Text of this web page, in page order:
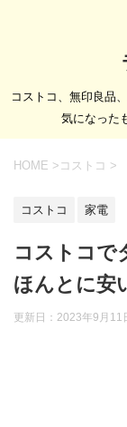
コストコ、無印良品
気になった
HOME > コストコ >
コストコ 家電
コストコで
ほんとに安
更新日： 2023年9月11